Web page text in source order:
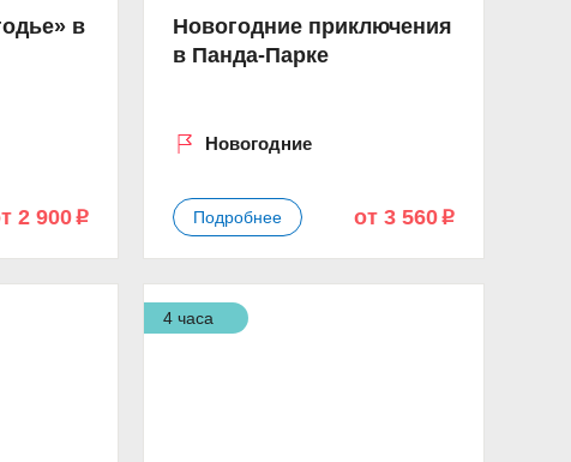
в
2 900p
Новогодние приключения
в Панда-Парке
Новогодние
Подробнее от 3 560p
4 часа